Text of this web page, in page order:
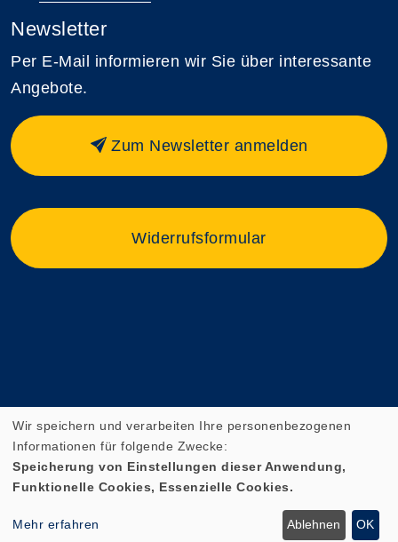
Newsletter
Per E-Mail informieren wir Sie über interessante
Angebote.
Zum Newsletter anmelden
Widerrufsformular
Cookie Einstellungen
Wir speichern und verarbeiten Ihre personenbezogenen
Informationen für folgende Zwecke:
Speicherung von Einstellungen dieser Anwendung,
Funktionelle Cookies, Essenzielle Cookies.
Mehr erfahren Ablehnen OK